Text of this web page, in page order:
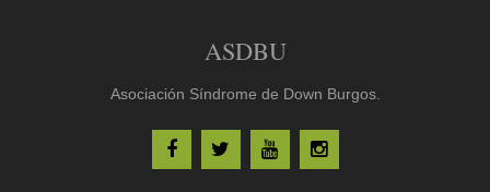
ASDBU
Asociación Síndrome de Down Burgos.